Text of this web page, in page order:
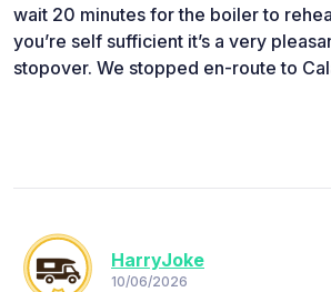
wait 20 minutes for the boiler to
you’re self sufficient it’s a very
stopover. We stopped en-route to
HarryJoke
10/06/2026